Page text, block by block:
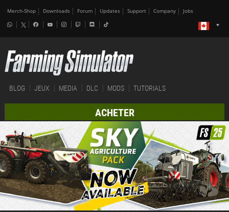
Merch-Shop Downloads Forum Updates Support Company Jobs
BLOG JEUX MEDIA DLC MODS TUTORIALS
ACHETER